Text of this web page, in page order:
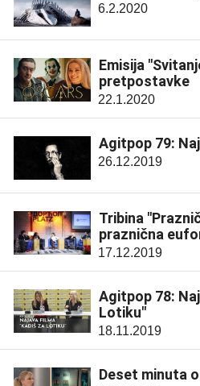
6.2.2020
Emisija
pretpostavke
22.1.2020
Agitpop 79:
26.12.2019
Tribina
praznična
17.12.2019
Agitpop 78:
Lotiku"
18.11.2019
Deset minuta